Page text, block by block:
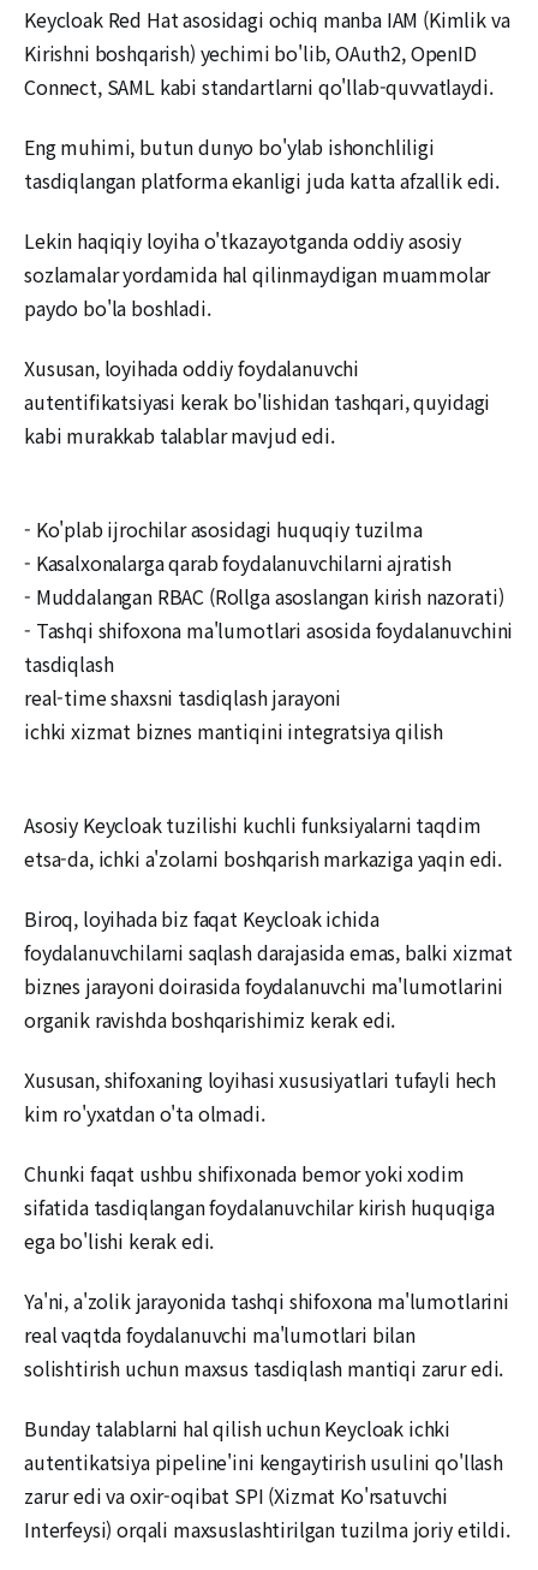
Keycloak Red Hat asosidagi ochiq manba IAM (Kimlik va
Kirishni boshqarish) yechimi bo'lib, OAuth2, OpenID
Connect, SAML kabi standartlarni qo'llab-quvvatlaydi.
Eng muhimi, butun dunyo bo'ylab ishonchliligi
tasdiqlangan platforma ekanligi juda katta afzallik edi.
Lekin haqiqiy loyiha o'tkazayotganda oddiy asosiy
sozlamalar yordamida hal qilinmaydigan muammolar
paydo bo'la boshladi.
Xususan, loyihada oddiy foydalanuvchi
autentifikatsiyasi kerak bo'lishidan tashqari, quyidagi
kabi murakkab talablar mavjud edi.
- Ko'plab ijrochilar asosidagi huquqiy tuzilma
- Kasalxonalarga qarab foydalanuvchilarni ajratish
- Muddalangan RBAC (Rollga asoslangan kirish nazorati)
- Tashqi shifoxona ma'lumotlari asosida foydalanuvchini
tasdiqlash
real-time shaxsni tasdiqlash jarayoni
ichki xizmat biznes mantiqini integratsiya qilish
Asosiy Keycloak tuzilishi kuchli funksiyalarni taqdim
etsa-da, ichki a'zolarni boshqarish markaziga yaqin edi.
Biroq, loyihada biz faqat Keycloak ichida
foydalanuvchilarni saqlash darajasida emas, balki xizmat
biznes jarayoni doirasida foydalanuvchi ma'lumotlarini
organik ravishda boshqarishimiz kerak edi.
Xususan, shifoxaning loyihasi xususiyatlari tufayli hech
kim ro'yxatdan o'ta olmadi.
Chunki faqat ushbu shifixonada bemor yoki xodim
sifatida tasdiqlangan foydalanuvchilar kirish huquqiga
ega bo'lishi kerak edi.
Ya'ni, a'zolik jarayonida tashqi shifoxona ma'lumotlarini
real vaqtda foydalanuvchi ma'lumotlari bilan
solishtirish uchun maxsus tasdiqlash mantiqi zarur edi.
Bunday talablarni hal qilish uchun Keycloak ichki
autentikatsiya pipeline'ini kengaytirish usulini qo'llash
zarur edi va oxir-oqibat SPI (Xizmat Ko'rsatuvchi
Interfeysi) orqali maxsuslashtirilgan tuzilma joriy etildi.